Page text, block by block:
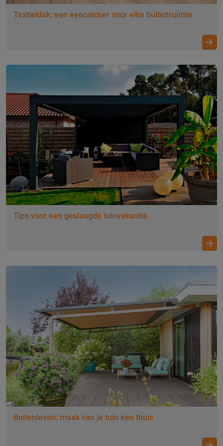
Textieldak: een eyecatcher voor elke buitenruimte
Duurzaam wonen met een comfortabel
Tips voor een geslaagde tuinvakantie
Buitenleven: maak van je tuin een thuis